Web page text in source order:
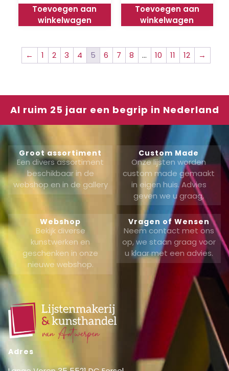
Toevoegen aan
winkelwagen
Toevoegen aan
winkelwagen
← 1 2 3 4 5 6 7 8 … 10 11 12 →
Al ruim 25 jaar een begrip in Nederland
Groot assortiment
Een divers assortiment
beschikbaar in de
webshop en in de gallery
Custom Made
Onze lijsten worden
custom made gemaakt
in eigen huis. Advies
geven we u graag,
Webshop
Bekijk diverse
kunstwerken en
geschenken in onze
nieuwe webshop.
Vragen of Wensen
Neem contact met ons
op, we staan graag voor
u klaar met een advies.
Adres